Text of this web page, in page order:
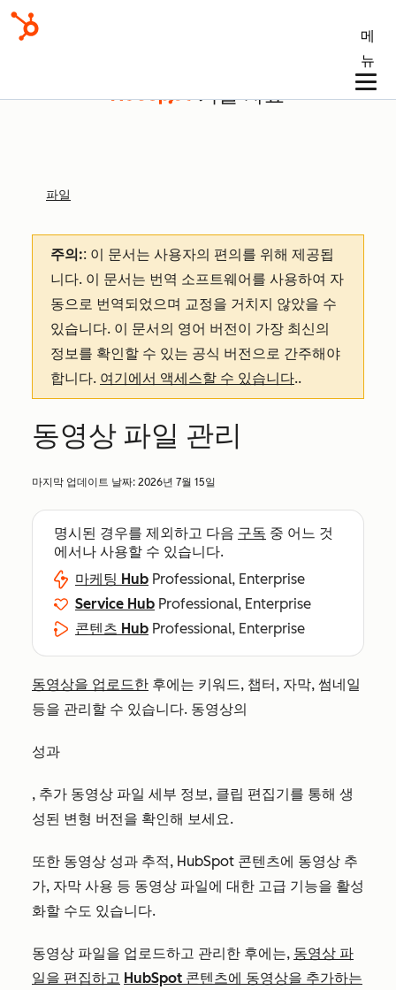
메
뉴
기술 자료
파일
주의:: 이 문서는 사용자의 편의를 위해 제공됩
니다. 이 문서는 번역 소프트웨어를 사용하여 자
동으로 번역되었으며 교정을 거치지 않았을 수
있습니다. 이 문서의 영어 버전이 가장 최신의
정보를 확인할 수 있는 공식 버전으로 간주해야
합니다. 여기에서 액세스할 수 있습니다..
동영상 파일 관리
마지막 업데이트 날짜: 2026년 7월 15일
명시된 경우를 제외하고 다음 구독 중 어느 것
에서나 사용할 수 있습니다.
마케팅 Hub Professional, Enterprise
Service Hub Professional, Enterprise
콘텐츠 Hub Professional, Enterprise
동영상을 업로드한 후에는 키워드, 챕터, 자막, 썸네일
등을 관리할 수 있습니다. 동영상의
성과
, 추가 동영상 파일 세부 정보, 클립 편집기를 통해 생
성된 변형 버전을 확인해 보세요.
또한 동영상 성과 추적, HubSpot 콘텐츠에 동영상 추
가, 자막 사용 등 동영상 파일에 대한 고급 기능을 활성
화할 수도 있습니다.
동영상 파일을 업로드하고 관리한 후에는, 동영상 파
일을 편집하고 HubSpot 콘텐츠에 동영상을 추가하는